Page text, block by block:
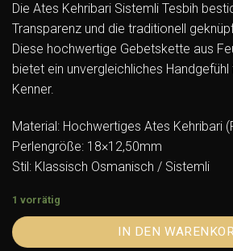
Die Ates Kehribari Sistemli Tesbih
Transparenz und die traditionell
Diese hochwertige Gebetskette aus
bietet ein unvergleichliches
Kenner.
Material: Hochwertiges Ates Kehribari
Perlengröße: 18×12,50mm
Stil: Klassisch Osmanisch / Sistemli
1 vorrätig
IN DEN